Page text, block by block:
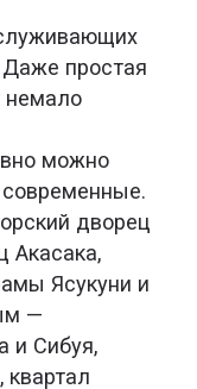
простая
немало
можно
современные.
дворец
Акасака,
Ясукуни и
—
и Сибуя,
квартал